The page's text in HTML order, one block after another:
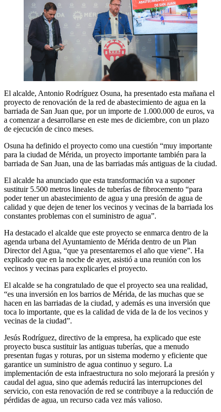
El alcalde, Antonio Rodríguez Osuna, ha presentado esta mañana el
proyecto de renovación de la red de abastecimiento de agua en la
barriada de San Juan que, por un importe de 1.000.000 de euros, va
a comenzar a desarrollarse en este mes de diciembre, con un plazo
de ejecución de cinco meses.
Osuna ha definido el proyecto como una cuestión “muy importante
para la ciudad de Mérida, un proyecto importante también para la
barriada de San Juan, una de las barriadas más antiguas de la ciudad.
El alcalde ha anunciado que esta transformación va a suponer
sustituir 5.500 metros lineales de tuberías de fibrocemento “para
poder tener un abastecimiento de agua y una presión de agua de
calidad y que dejen de tener los vecinos y vecinas de la barriada los
constantes problemas con el suministro de agua”.
Ha destacado el alcalde que este proyecto se enmarca dentro de la
agenda urbana del Ayuntamiento de Mérida dentro de un Plan
Director del Agua, “que ya presentaremos el año que viene”. Ha
explicado que en la noche de ayer, asistió a una reunión con los
vecinos y vecinas para explicarles el proyecto.
El alcalde se ha congratulado de que el proyecto sea una realidad,
“es una inversión en los barrios de Mérida, de las muchas que se
hacen en las barriadas de la ciudad, y además es una inversión que
toca lo importante, que es la calidad de vida de la de los vecinos y
vecinas de la ciudad”.
Jesús Rodríguez, directivo de la empresa, ha explicado que este
proyecto busca sustituir las antiguas tuberías, que a menudo
presentan fugas y roturas, por un sistema moderno y eficiente que
garantice un suministro de agua continuo y seguro. La
implementación de esta infraestructura no solo mejorará la presión y
caudal del agua, sino que además reducirá las interrupciones del
servicio, con esta renovación de red se contribuye a la reducción de
pérdidas de agua, un recurso cada vez más valioso.